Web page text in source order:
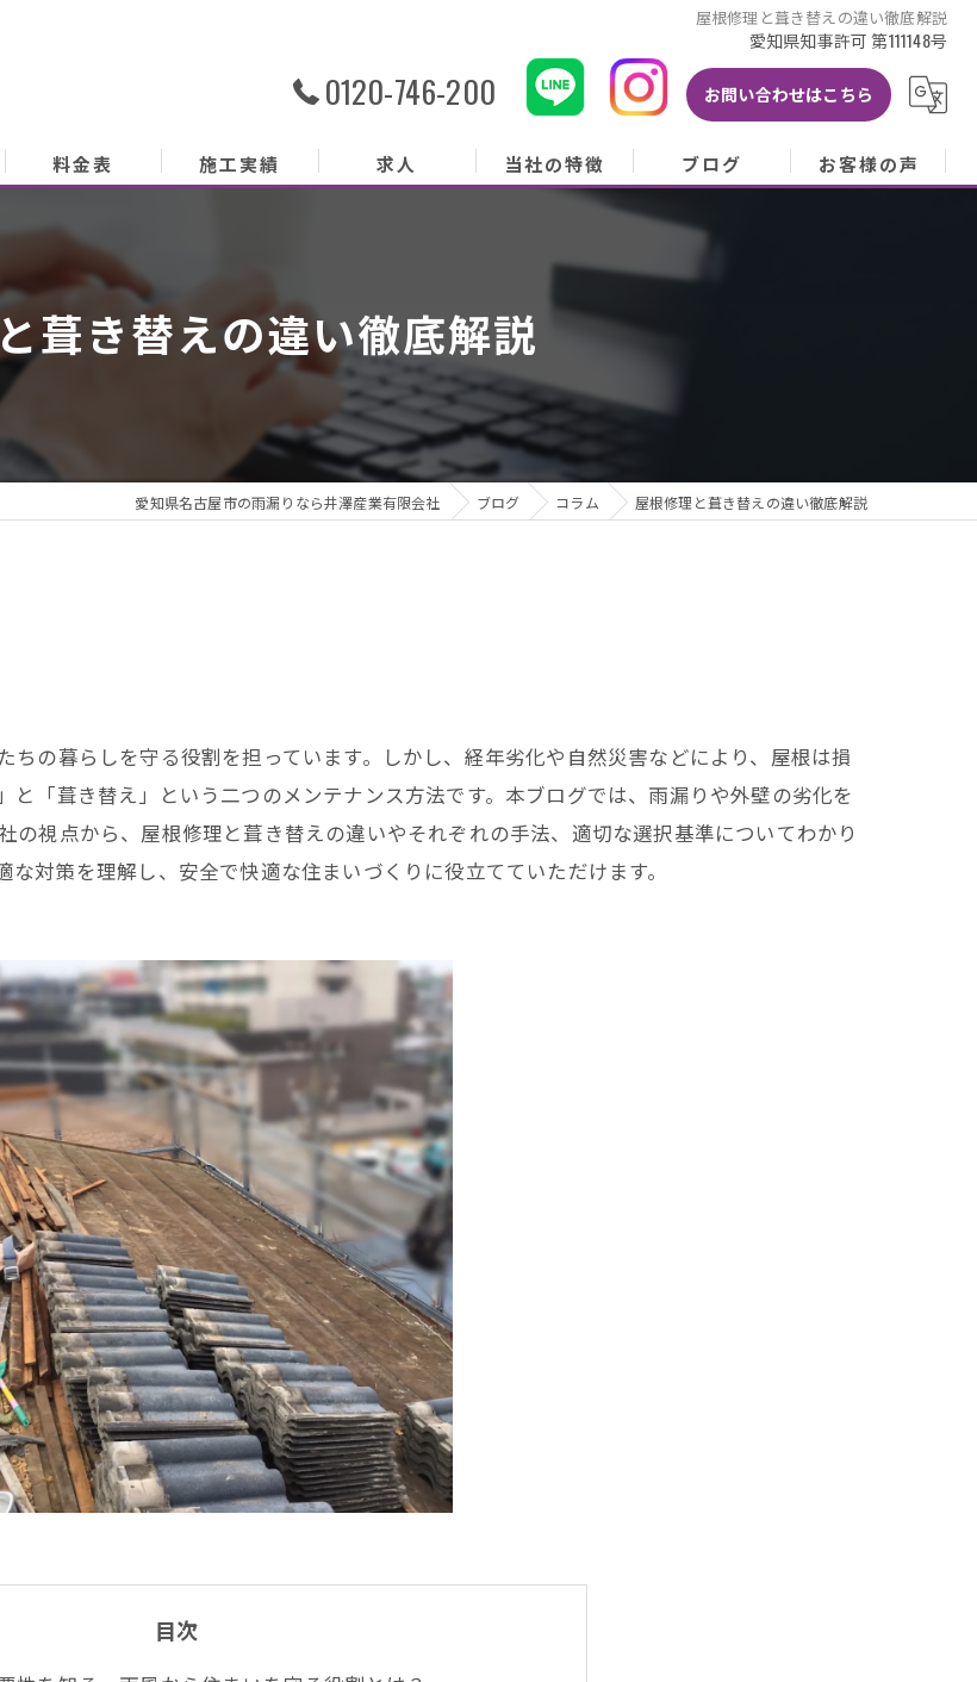
屋根修理と葺き替えの違い徹底解説
愛知県知事許可 第111148号
0120-746-200 お問い合わせはこちら
料金表 施工実績 求人 当社の特徴
塗り替え
雨樋
修理
ブログ
ブログ
コラム
お客様の声
葺き替えの違い徹底解説
愛知県名古屋市の雨漏りなら井澤産業有限会社 ブログ コラム 屋根修理と葺き替えの違い徹底解説
の暮らしを守る役割を担っています。しかし、経年劣化や自然災害などにより、屋根は損
「葺き替え」という二つのメンテナンス方法です。本ブログでは、雨漏りや外壁の劣化を
視点から、屋根修理と葺き替えの違いやそれぞれの手法、適切な選択基準についてわかり
対策を理解し、安全で快適な住まいづくりに役立てていただけます。
目次